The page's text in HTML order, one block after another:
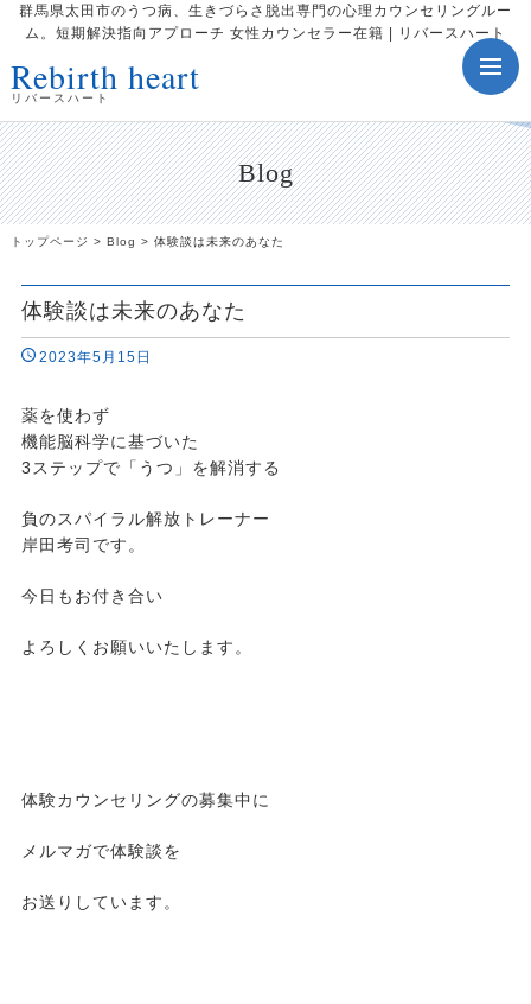
群馬県太田市のうつ病、生きづらさ脱出専門の心理カウンセリングルー
ム。短期解決指向アプローチ 女性カウンセラー在籍 | リバースハート
Rebirth heart
リバースハート
Blog
トップページ > Blog > 体験談は未来のあなた
体験談は未来のあなた
2023年5月15日
薬を使わず
機能脳科学に基づいた
3ステップで「うつ」を解消する
負のスパイラル解放トレーナー
岸田考司です。
今日もお付き合い
よろしくお願いいたします。
体験カウンセリングの募集中に
メルマガで体験談を
お送りしています。
toggle